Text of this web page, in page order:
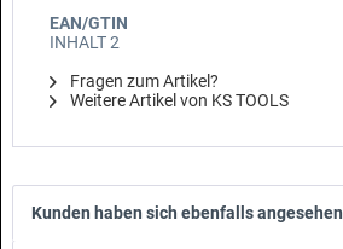
EAN/GTIN
INHALT 2
Fragen zum Artikel?
Weitere Artikel von KS TOOLS
Kunden haben sich ebenfalls angesehen